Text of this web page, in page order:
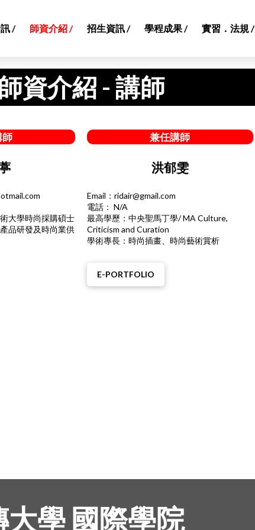
/ 師資介紹 / 招生資訊 / 學程成果 / 實習．法規 /
資介紹 - 講師
師
大學時尚採購碩士
品研發及時尚業供
兼任講師
洪郁雯
Email： ridair@gmail.com
電話： N/A
最高學歷： 中央聖馬丁學/ MA Culture,
Criticism and Curation
學術專長：時尚插畫、時尚藝術賞析
E-PORTFOLIO
大學 國際學院